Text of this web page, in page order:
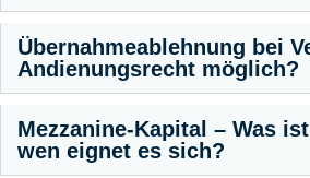
Übernahmeablehnung bei
Andienungsrecht möglich?
Mezzanine-Kapital – Was
wen eignet es sich?